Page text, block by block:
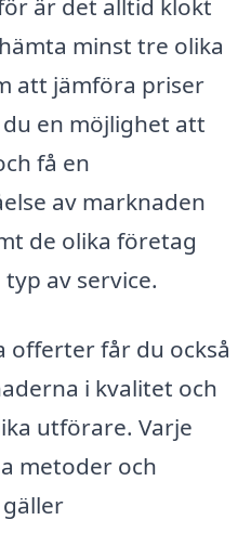
är det alltid klokt
minst tre olika
att jämföra priser
en möjlighet att
få en
av marknaden
de olika företag
av service.
offerter får du också
i kvalitet och
utförare. Varje
metoder och